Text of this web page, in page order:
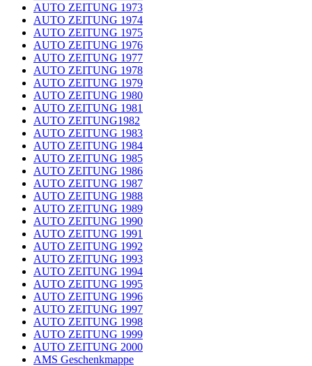
AUTO ZEITUNG 1973
AUTO ZEITUNG 1974
AUTO ZEITUNG 1975
AUTO ZEITUNG 1976
AUTO ZEITUNG 1977
AUTO ZEITUNG 1978
AUTO ZEITUNG 1979
AUTO ZEITUNG 1980
AUTO ZEITUNG 1981
AUTO ZEITUNG1982
AUTO ZEITUNG 1983
AUTO ZEITUNG 1984
AUTO ZEITUNG 1985
AUTO ZEITUNG 1986
AUTO ZEITUNG 1987
AUTO ZEITUNG 1988
AUTO ZEITUNG 1989
AUTO ZEITUNG 1990
AUTO ZEITUNG 1991
AUTO ZEITUNG 1992
AUTO ZEITUNG 1993
AUTO ZEITUNG 1994
AUTO ZEITUNG 1995
AUTO ZEITUNG 1996
AUTO ZEITUNG 1997
AUTO ZEITUNG 1998
AUTO ZEITUNG 1999
AUTO ZEITUNG 2000
AMS Geschenkmappe